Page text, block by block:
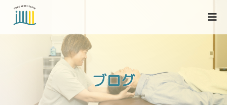
当院について
各種症状
ブログ